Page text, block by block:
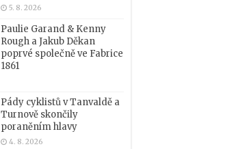
5. 8. 2026
Paulie Garand & Kenny
Rough a Jakub Děkan
poprvé společně ve Fabrice
1861
Pády cyklistů v Tanvaldě a
Turnově skončily
poraněním hlavy
4. 8. 2026